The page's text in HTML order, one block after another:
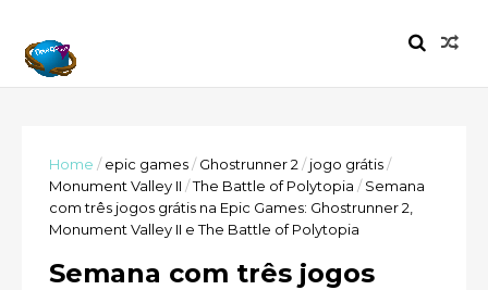
Home / epic games/ Ghostrunner 2 / jogo grátis/
Monument Valley II /The Battle of Polytopia / Semana
com três jogos grátis na Epic Games: Ghostrunner 2,
Monument Valley II e The Battle of Polytopia
Semana com três jogos